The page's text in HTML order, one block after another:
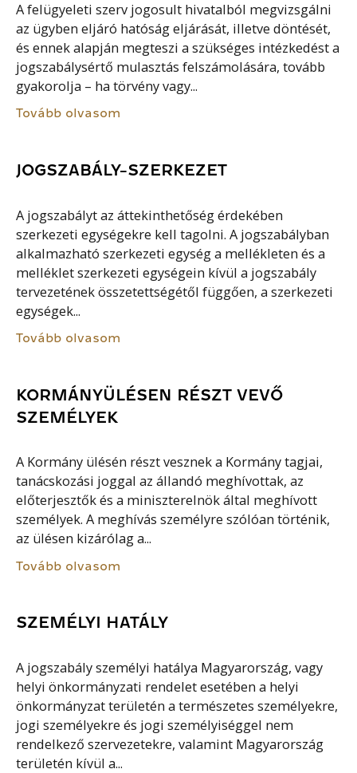
A felügyeleti szerv jogosult hivatalból megvizsgálni
az ügyben eljáró hatóság eljárását, illetve döntését,
és ennek alapján megteszi a szükséges intézkedést a
jogszabálysértő mulasztás felszámolására, tovább
gyakorolja – ha törvény vagy...
Tovább olvasom
JOGSZABÁLY-SZERKEZET
A jogszabályt az áttekinthetőség érdekében
szerkezeti egységekre kell tagolni. A jogszabályban
alkalmazható szerkezeti egység a mellékleten és a
melléklet szerkezeti egységein kívül a jogszabály
tervezetének összetettségétől függően, a szerkezeti
egységek...
Tovább olvasom
KORMÁNYÜLÉSEN RÉSZT VEVŐ
SZEMÉLYEK
A Kormány ülésén részt vesznek a Kormány tagjai,
tanácskozási joggal az állandó meghívottak, az
előterjesztők és a miniszterelnök által meghívott
személyek. A meghívás személyre szólóan történik,
az ülésen kizárólag a...
Tovább olvasom
SZEMÉLYI HATÁLY
A jogszabály személyi hatálya Magyarország, vagy
helyi önkormányzati rendelet esetében a helyi
önkormányzat területén a természetes személyekre,
jogi személyekre és jogi személyiséggel nem
rendelkező szervezetekre, valamint Magyarország
területén kívül a...